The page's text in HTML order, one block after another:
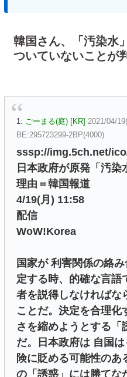
韓国さん、「汚染水
ついていないことが
1: ごーまる(庭) [KR] 2021/04/
BE:295723299-2BP(4000)
sssp://img.5ch.net/
日本政府が原発「汚
理由＝韓国報道
4/19(月) 11:58
配信
WoW!Korea
国家が 利害関係の絡
定する時、的確な言語
者を説得しなければな
ことだ。決定を合理化
さを縮めようとする「
だ。日本政府は 自国
険に貶める可能性のあ
の「誘惑」には勝てな